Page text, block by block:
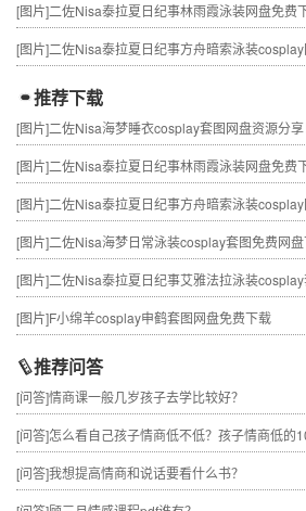
[图片]二佐Nisa泰拉夏日纪事林雨霞泳装网盘免费
[图片]二佐Nisa泰拉夏日纪事方舟暗索泳装cosplay
推荐下载
[图片]二佐Nisa海梦睡衣cosplay套图网盘资源分享
[图片]二佐Nisa泰拉夏日纪事林雨霞泳装网盘免费
[图片]二佐Nisa泰拉夏日纪事方舟暗索泳装cosplay
[图片]二佐Nisa海梦日常泳装cosplay套图免费网
[图片]二佐Nisa泰拉夏日纪事艾雅法拉泳装
[图片]F小绵羊cosplay申鹤套图网盘免费下载
推荐问答
[问答]情商课一般几岁孩子去学比较好？
[问答]怎么看自己孩子情商低不低？孩子情商低的
[问答]我想提高情商和说话要看什么书？